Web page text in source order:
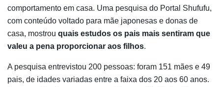
comportamento em casa. Uma pesquisa do Portal Shufufu,
com conteúdo voltado para mãe japonesas e donas de
casa, mostrou quais estudos os pais mais sentiram que
valeu a pena proporcionar aos filhos.
A pesquisa entrevistou 200 pessoas: foram 151 mães e 49
pais, de idades variadas entre a faixa dos 20 aos 60 anos.